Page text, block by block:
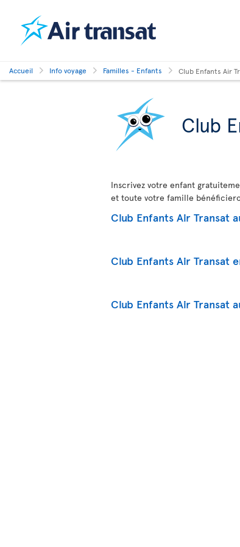
Accueil Info voyage Familles - Enfants Club Enfants Air
Club
Inscrivez votre enfant
et toute votre famille
Club Enfants Air Transat
Club Enfants Air Transat
Club Enfants Air Transat